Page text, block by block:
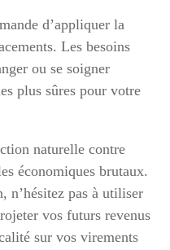
d’appliquer la
Les besoins
ou se soigner
plus sûres pour votre
naturelle contre
économiques brutaux.
n’hésitez pas à utiliser
vos futurs revenus
sur vos virements